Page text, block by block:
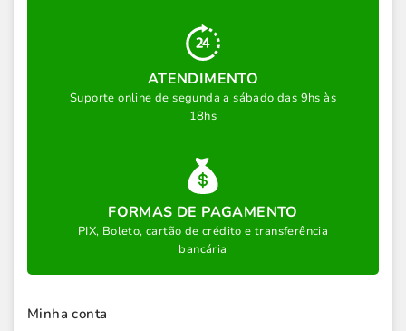
ATENDIMENTO
Suporte online de segunda a sábado das 9hs às
18hs
FORMAS DE PAGAMENTO
PIX, Boleto, cartão de crédito e transferência
bancária
Minha conta